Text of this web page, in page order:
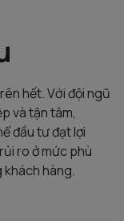
hết. Với đội ngũ
và tận tâm,
đầu tư đạt lợi
ro ở mức phù
khách hàng.